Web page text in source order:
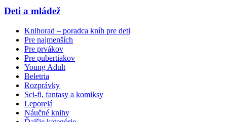
Deti a mládež
Knihorad – poradca kníh pre deti
Pre najmenších
Pre prvákov
Pre pubertiakov
Young Adult
Beletria
Rozprávky
Sci-fi, fantasy a komiksy
Leporelá
Náučné knihy